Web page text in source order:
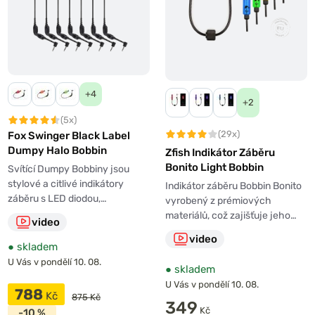
záběru nepoškodí vlasec.
Elektronické swingery
lze pomocí jacku propojit s
elektronickým hlásičem, k provozu pak obě zařízení
Tipy k výběru swingeru
Různá závaží – pořiďte si swingery s širokou
paletou závaží nebo odporu. Pokud chytáte v
proudu nebo v silném větru, potřebujete swinger s
větším závažím
než na klidné vodě.
Barva dle výběru
– podle svých potřeb si můžete
vybrat barvu signalizace. U hi-tech swingerů si ji
můžete na zařízení nastavit.
Napájení světla –
Automatické nebo manuální vycvaknutí vlasce
některé signalizátory se odpojují ručně před
+4
(5x)
Fox Swinger Black Label
Dumpy Halo Bobbin
Svítící Dumpy Bobbiny jsou
stylové a citlivé indikátory
záběru s LED diodou,…
video
● skladem
U Vás v pondělí 10. 08.
788 Kč 875 Kč
+2
(29x)
Zfish Indikátor Záběru
Bonito Light Bobbin
Indikátor záběru Bobbin Bonito
vyrobený z prémiových
materiálů, což zajišťuje jeho…
video
● skladem
U Vás v pondělí 10. 08.
349 Kč